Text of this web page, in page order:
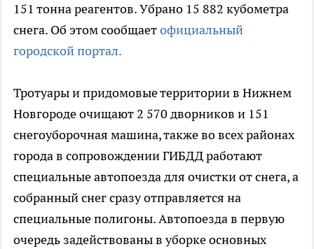
151 тонна реагентов. Убрано 15 882 кубометра
снега. Об этом сообщаетофициальный
городской портал.
Тротуары и придомовые территории в Нижнем
Новгороде очищают 2 570 дворников и 151
снегоуборочная машина, также во всех районах
города в сопровождении ГИБДД работают
специальные автопоезда для очистки от снега, а
собранный снег сразу отправляется на
специальные полигоны. Автопоезда в первую
очередь задействованы в уборке основных